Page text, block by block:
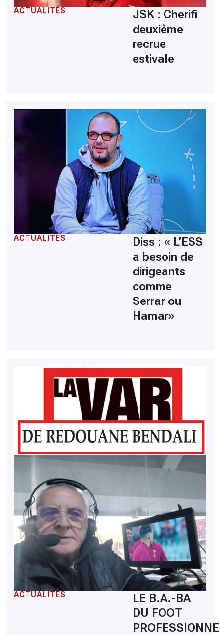
ACTUALITÉS
JSK : Cherifi
deuxième
recrue
estivale
ACTUALITÉS
Diss : « L’ESS
a besoin de
dirigeants
comme
Serrar ou
Hamar»
ACTUALITÉS
LE B.A.-BA
DU FOOT